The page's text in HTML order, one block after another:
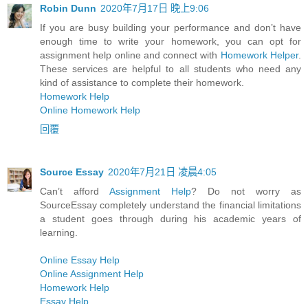
Robin Dunn 2020年7月17日 晚上9:06
If you are busy building your performance and don’t have
enough time to write your homework, you can opt for
assignment help online and connect with Homework Helper.
These services are helpful to all students who need any
kind of assistance to complete their homework.
Homework Help
Online Homework Help
回覆
Source Essay 2020年7月21日 凌晨4:05
Can’t afford Assignment Help? Do not worry as
SourceEssay completely understand the financial limitations
a student goes through during his academic years of
learning.
Online Essay Help
Online Assignment Help
Homework Help
Essay Help